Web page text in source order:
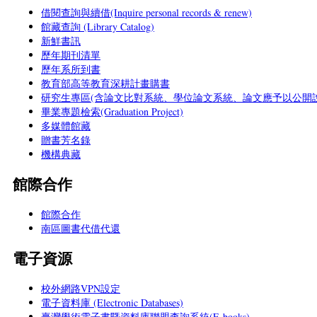
借閱查詢與續借(Inquire personal records & renew)
館藏查詢 (Library Catalog)
新鮮書訊
歷年期刊清單
歷年系所到書
教育部高等教育深耕計畫購書
研究生專區(含論文比對系統、學位論文系統、論文應予以公開
畢業專題檢索(Graduation Project)
多媒體館藏
贈書芳名錄
機構典藏
館際合作
館際合作
南區圖書代借代還
電子資源
校外網路VPN設定
電子資料庫 (Electronic Databases)